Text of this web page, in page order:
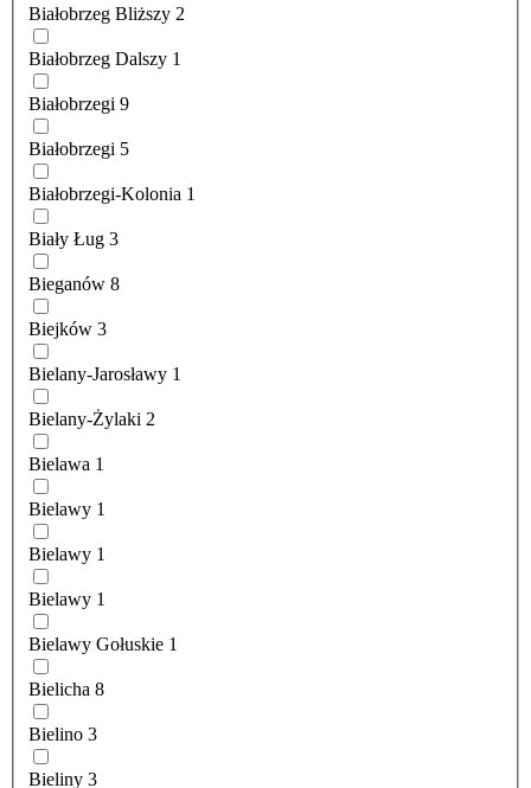
Białobrzeg Bliższy 2
Białobrzeg Dalszy 1
Białobrzegi 9
Białobrzegi 5
Białobrzegi-Kolonia 1
Biały Ług 3
Bieganów 8
Biejków 3
Bielany-Jarosławy 1
Bielany-Żylaki 2
Bielawa 1
Bielawy 1
Bielawy 1
Bielawy 1
Bielawy Gołuskie 1
Bielicha 8
Bielino 3
Bieliny 3